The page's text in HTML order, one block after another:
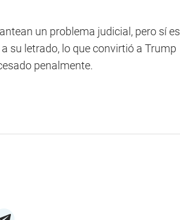
un problema judicial, pero sí es
su letrado, lo que convirtió a Trump
penalmente.